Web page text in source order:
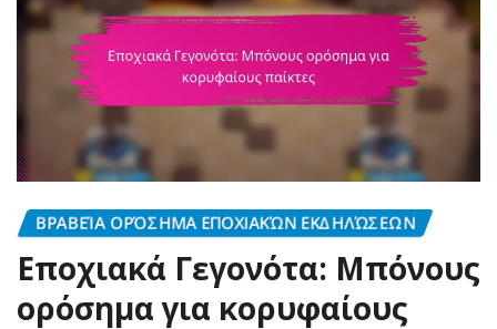
ΒΡΑΒΕΊΑ ΟΡΌΣΗΜΑ ΕΠΟΧΙΑΚΏΝ ΕΚΔΗΛΏΣΕΩΝ
Εποχιακά Γεγονότα: Μπόνους
ορόσημα για κορυφαίους